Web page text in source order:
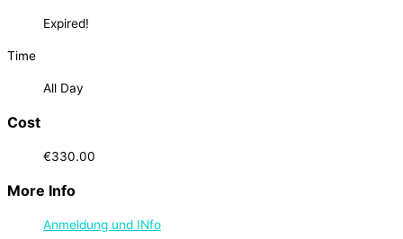
Expired!
Time
All Day
Cost
€330.00
More Info
Anmeldung und INfo